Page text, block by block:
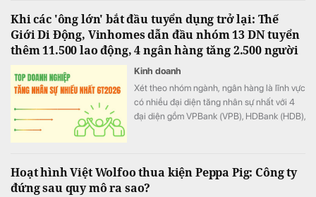
Khi các 'ông lớn' bắt đầu tuyển dụng trở lại: Thế
Giới Di Động, Vinhomes dẫn đầu nhóm 13 DN tuyển
thêm 11.500 lao động, 4 ngân hàng tăng 2.500 người
Kinh doanh
Xét theo nhóm ngành, ngân hàng là lĩnh vực
có nhiều đại diện tăng nhân sự nhất với 4
đại diện gồm VPBank (VPB), HDBank (HDB),
Hoạt hình Việt Wolfoo thua kiện Peppa Pig: Công ty
đứng sau quy mô ra sao?